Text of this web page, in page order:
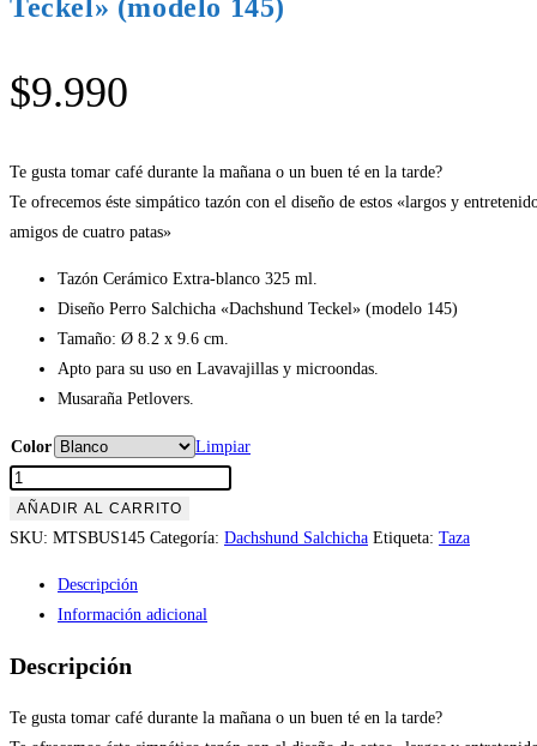
Teckel» (modelo 145)
$9.990
Te gusta tomar café durante la mañana o un buen té en la tarde?
Te ofrecemos éste simpático tazón con el diseño de estos «largos y
amigos de cuatro patas»
Tazón Cerámico Extra-blanco 325 ml.
Diseño Perro Salchicha «Dachshund Teckel» (modelo 145)
Tamaño: Ø 8.2 x 9.6 cm.
Apto para su uso en Lavavajillas y microondas.
Musaraña Petlovers.
Color
Limpiar
Tazón
Perro
Salchicha
Teckel»
(modelo
145)
AÑADIR AL CARRITO
SKU: MTSBUS145 Categoría: Dachshund Salchicha Etiqueta: Taza
Descripción
Información adicional
Descripción
Te gusta tomar café durante la mañana o un buen té en la tarde?